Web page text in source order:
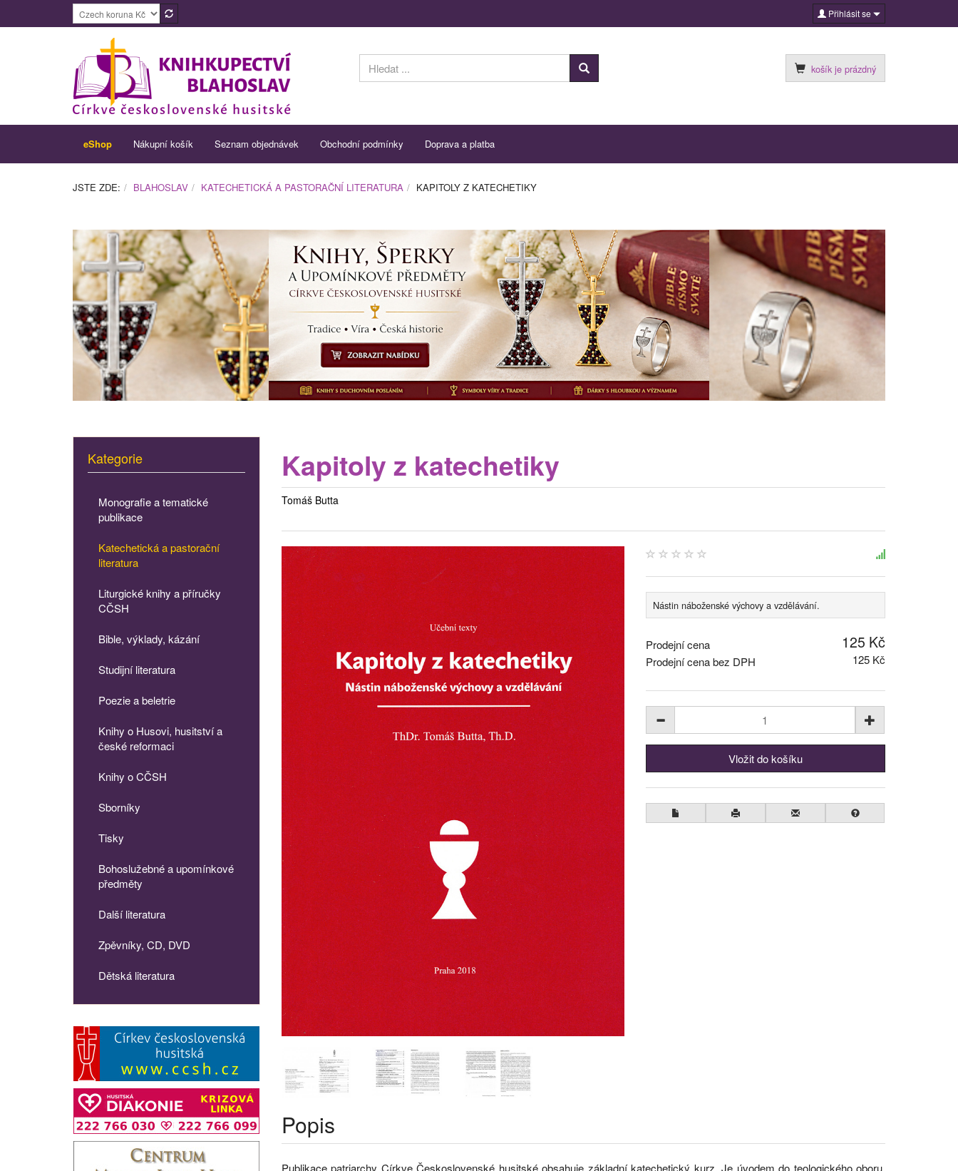
Přihlásit se
košík je prázdný
eShop Nákupní košík Seznam objednávek Obchodní podmínky Doprava a platba
JSTE ZDE: BLAHOSLAV KATECHETICKÁ A PASTORAČNÍ LITERATURA KAPITOLY Z KATECHETIKY
Kapitoly z katechetiky
Tomáš Butta
Nástin náboženské výchovy a vzdělávání.
Prodejní cena 125 Kč
Prodejní cena bez DPH 125 Kč
Popis
Publikace patriarchy Církve Československé husitské obsahuje základní katechetický kurz. Je úvodem do teologického oboru,
Kategorie
Monografie a tematické
publikace
Katechetická a pastorační
literatura
Liturgické knihy a příručky
CČSH
Bible, výklady, kázání
Studijní literatura
Poezie a beletrie
Knihy o Husovi, husitství a
české reformaci
Knihy o CČSH
Sborníky
Tisky
Bohoslužebné a upomínkové
předměty
Další literatura
Zpěvníky, CD, DVD
Dětská literatura